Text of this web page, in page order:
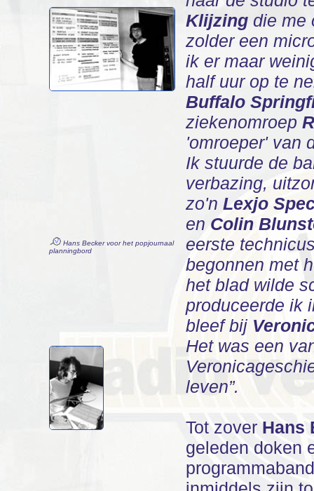
Klijzing die me
zolder een
ik er maar
half uur op te
Buffalo
ziekenomroep
'omroeper' van
Ik stuurde de
verbazing,
zo'n Lexjo
en Colin
eerste
begonnen met
het blad wilde
produceerde ik
bleef bij
Het was een
leven”.
Tot zover Hans
geleden doken
Hans Becker voor het popjournaal
planningbord